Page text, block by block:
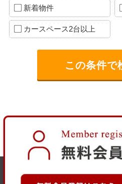
新着物件
カースペース2台以上